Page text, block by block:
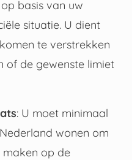
basis van uw
situatie. U dient
te verstrekken
of de gewenste limiet
: U moet minimaal
wonen om
op de